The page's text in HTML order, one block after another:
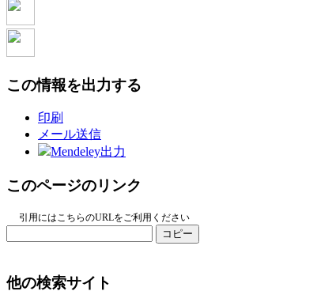
この情報を出力する
印刷
メール送信
Mendeley出力
このページのリンク
引用にはこちらのURLをご利用ください
コピー
他の検索サイト